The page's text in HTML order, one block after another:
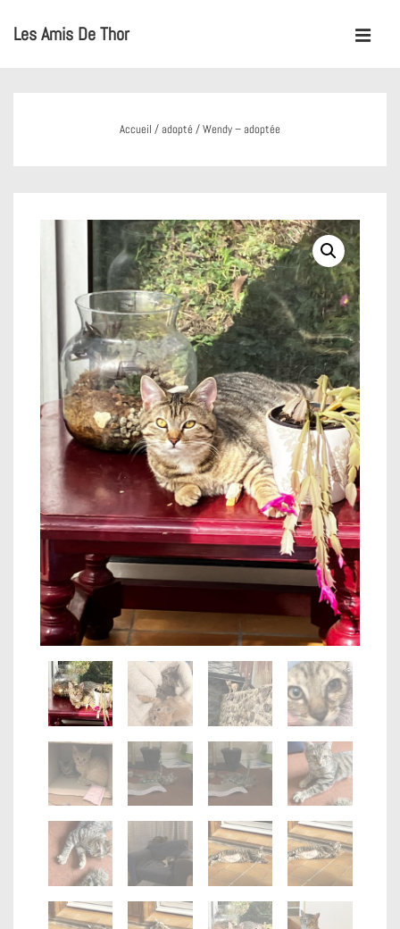
passer
Les Amis De Thor
Accueil /adopté/ Wendy – adoptée